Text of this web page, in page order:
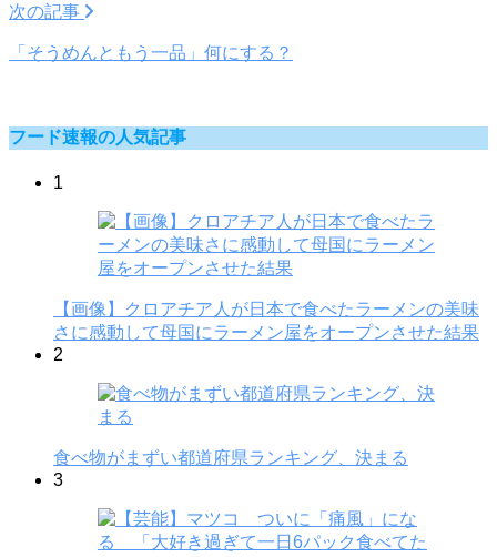
次の記事
「そうめんともう一品」何にする？
フード速報の人気記事
1
【画像】クロアチア人が日本で食べたラーメンの美味
さに感動して母国にラーメン屋をオープンさせた結果
2
食べ物がまずい都道府県ランキング、決まる
3